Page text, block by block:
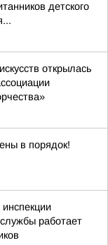
детского
открылась
в порядок!
работает